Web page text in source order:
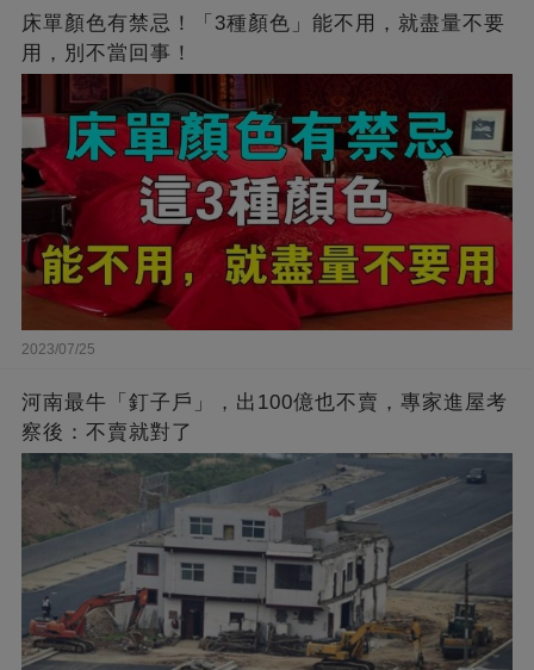
床單顏色有禁忌！「3種顏色」能不用，就盡量不要
用，別不當回事！
2023/07/25
河南最牛「釘子戶」，出100億也不賣，專家進屋考
察後：不賣就對了